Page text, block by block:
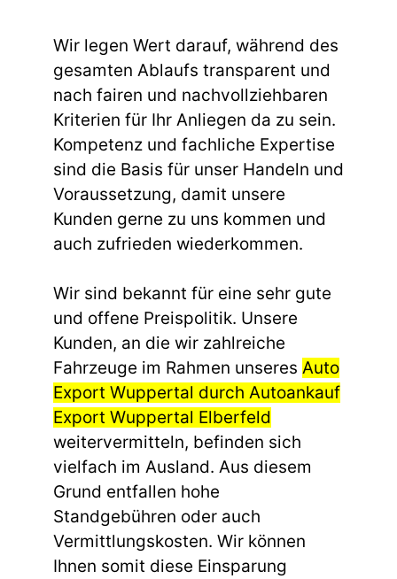
Wir legen Wert darauf, während des
gesamten Ablaufs transparent und
nach fairen und nachvollziehbaren
Kriterien für Ihr Anliegen da zu sein.
Kompetenz und fachliche Expertise
sind die Basis für unser Handeln und
Voraussetzung, damit unsere
Kunden gerne zu uns kommen und
auch zufrieden wiederkommen.
Wir sind bekannt für eine sehr gute
und offene Preispolitik. Unsere
Kunden, an die wir zahlreiche
Fahrzeuge im Rahmen unseres Auto
Export Wuppertal durch Autoankauf
Export Wuppertal Elberfeld
weitervermitteln, befinden sich
vielfach im Ausland. Aus diesem
Grund entfallen hohe
Standgebühren oder auch
Vermittlungskosten. Wir können
Ihnen somit diese Einsparung